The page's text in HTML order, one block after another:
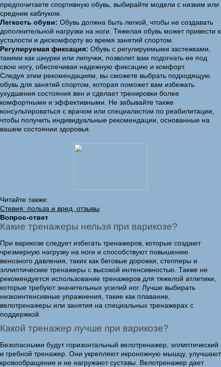
предпочитаете спортивную обувь, выбирайте модели с низким или
средним каблуком.
Легкость обуви: Обувь должна быть легкой, чтобы не создавать
дополнительной нагрузки на ноги. Тяжелая обувь может привести к
усталости и дискомфорту во время занятий спортом.
Регулируемая фиксация: Обувь с регулируемыми застежками,
такими как шнурки или липучки, позволит вам подогнать ее под
свою ногу, обеспечивая надежную фиксацию и комфорт.
Следуя этим рекомендациям, вы сможете выбрать подходящую
обувь для занятий спортом, которая поможет вам избежать
ухудшения состояния вен и сделает тренировки более
комфортными и эффективными. Не забывайте также
консультироваться с врачом или специалистом по реабилитации,
чтобы получить индивидуальные рекомендации, основанные на
вашем состоянии здоровья.
Читайте также:
Стевия: польза и вред, отзывы
Вопрос-ответ
Какие тренажеры нельзя при варикозе?
При варикозе следует избегать тренажеров, которые создают
чрезмерную нагрузку на ноги и способствуют повышению
венозного давления, таких как беговые дорожки, степперы и
эллиптические тренажеры с высокой интенсивностью. Также не
рекомендуется использование тренажеров для тяжелой атлетики,
которые требуют значительных усилий ног. Лучше выбирать
низкоинтенсивные упражнения, такие как плавание,
велотренажеры или занятия на специальных тренажерах с
поддержкой.
Какой тренажер лучше при варикозе?
Безопасными будут горизонтальный велотренажер, эллиптический
и гребной тренажер. Они укрепляют икроножную мышцу, улучшают
кровообращение и не нагружают суставы. Велотренажер дает